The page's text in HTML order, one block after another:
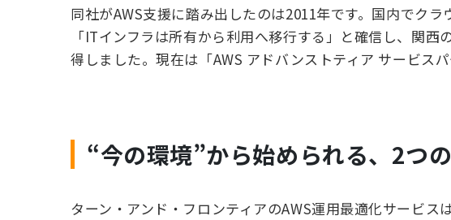
同社がAWS支援に踏み出したのは2011年です。国内でクラ
「ITインフラは所有から利用へ移行する」と確信し、関
得しました。現在は「AWS アドバンストティア サービス
“今の環境”から始められる、2つ
ターン・アンド・フロンティアのAWS運用最適化サービ